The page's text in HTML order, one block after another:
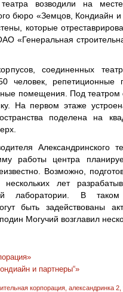
возводили на
бюро «Земцов, Кондиайн
которые
«Генеральная
соединенных
человек, репетиционные
помещения. Под театром
На первом этаже
поделена на
Александринского
работы центра
Возможно,
лет
лаборатории. В
быть задействованы
Могучий возглавил
и партнеры“»
корпорация александринка 2